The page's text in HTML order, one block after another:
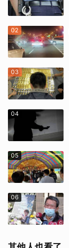
02
03
04
05
06